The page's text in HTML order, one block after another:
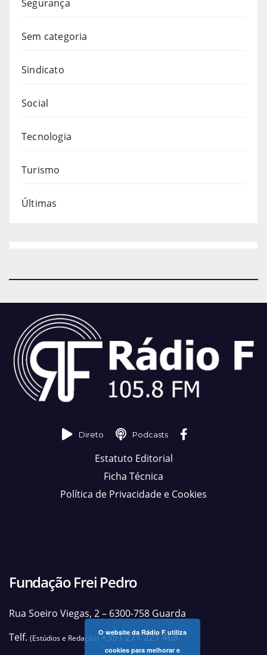
Segurança
Sem categoria
Sindicato
Social
Tecnologia
Turismo
Últimas
Direto Podcasts
Estatuto Editorial
Ficha Técnica
Política de Privacidade e Cookies
Fundação Frei Pedro
Rua Soeiro Viegas, 2 – 6300-758 Guarda
Telf. (Estúdios e Redação)+351 271 221 468
O website da Rádio F utiliza
cookies para melhorar e